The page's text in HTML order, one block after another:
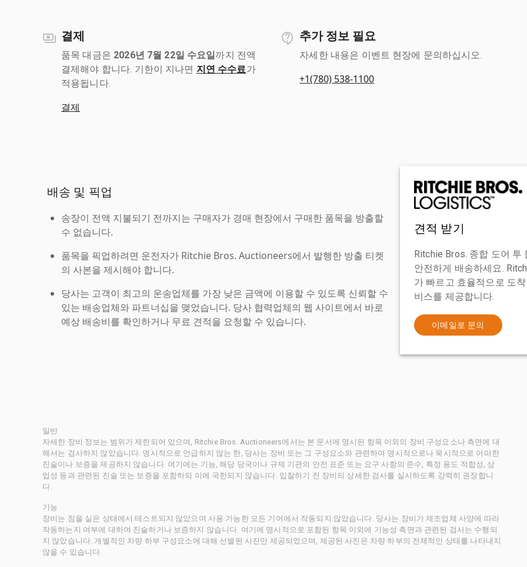
결제
품목 대금은 2026년 7월 22일 수요일까지 전액
결제해야 합니다. 기한이 지나면 지연 수수료 가
적용됩니다.
결제
추가 정보 필요
자세한 내용은 이벤트 현장에 문의하십시오.
+1(780) 538-1100
배송 및 픽업
송장이 전액 지불되기 전까지는 구매자가 경매 현장에서 구매한 품목을 방출할
수 없습니다.
품목을 픽업하려면 운전자가 Ritchie Bros. Auctioneers에서 발행한 방출 티켓
의 사본을 제시해야 합니다.
당사는 고객이 최고의 운송업체를 가장 낮은 금액에 이용할 수 있도록 신뢰할 수
있는 배송업체와 파트너십을 맺었습니다. 당사 협력업체의 웹 사이트에서 바로
예상 배송비를 확인하거나 무료 견적을 요청할 수 있습니다.
견적 받기
Ritchie Bros. 종합 도어 투
안전하게 배송하세요.
가 빠르고 효율적으로 도
비스를 제공합니다.
이메일로 문의
일반
자세한 장비 정보는 범위가 제한되어 있으며, Ritchie Bros. Auctioneers에서는 본 문서에 명시된 항목 이외의 장비 구성요소나 측면에 대
해서는 검사하지 않았습니다. 명시적으로 언급하지 않는 한, 당사는 장비 또는 그 구성요소와 관련하여 명시적으로나 묵시적으로 어떠한
진술이나 보증을 제공하지 않습니다. 여기에는 기능, 해당 당국이나 규제 기관의 안전 표준 또는 요구 사항의 준수, 특정 용도 적합성, 상
업성 등과 관련된 진술 또는 보증을 포함하되 이에 국한되지 않습니다. 입찰하기 전 장비의 상세한 검사를 실시하도록 강력히 권장합니
다.
기능
장비는 짐을 실은 상태에서 테스트되지 않았으며 사용 가능한 모든 기어에서 작동되지 않았습니다. 당사는 장비가 제조업체 사양에 따라
작동하는지 여부에 대하여 진술하거나 보증하지 않습니다. 여기에 명시적으로 포함된 항목 이외에 기능성 측면과 관련된 검사는 수행되
지 않았습니다. 개별적인 차량 하부 구성요소에 대해 선별된 사진만 제공되었으며, 제공된 사진은 차량 하부의 전체적인 상태를 나타내지
않을 수 있습니다.